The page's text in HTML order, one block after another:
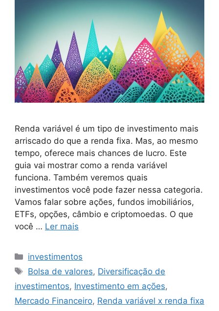
Renda variável é um tipo de investimento mais
arriscado do que a renda fixa. Mas, ao mesmo
tempo, oferece mais chances de lucro. Este
guia vai mostrar como a renda variável
funciona. Também veremos quais
investimentos você pode fazer nessa categoria.
Vamos falar sobre ações, fundos imobiliários,
ETFs, opções, câmbio e criptomoedas. O que
você … Ler mais
Categorias
investimentos
Tags
Bolsa de valores, Diversificação de
investimentos, Investimento em ações,
Mercado Financeiro, Renda variável x renda fixa